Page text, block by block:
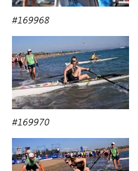
#169968
#169970